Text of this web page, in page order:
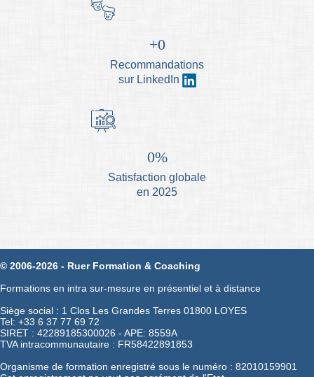
0
Recommandations
sur LinkedIn
0
Satisfaction globale
en 2025
© 2006-2026 - Ruer Formation & Coaching
Formations en intra sur-mesure en présentiel et à distance
Siège social : 1 Clos Les Grandes Terres 01800 LOYES
Tel: +33 6 37 77 69 72
SIRET : 42289185300026 - APE: 8559A
TVA intracommunautaire : FR58422891853
Organisme de formation enregistré sous le numéro : 82010159901